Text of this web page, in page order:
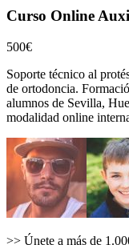
Curso Online
500€
Soporte técnico al
de ortodoncia.
alumnos de Sevilla,
modalidad online
>> Únete a más de